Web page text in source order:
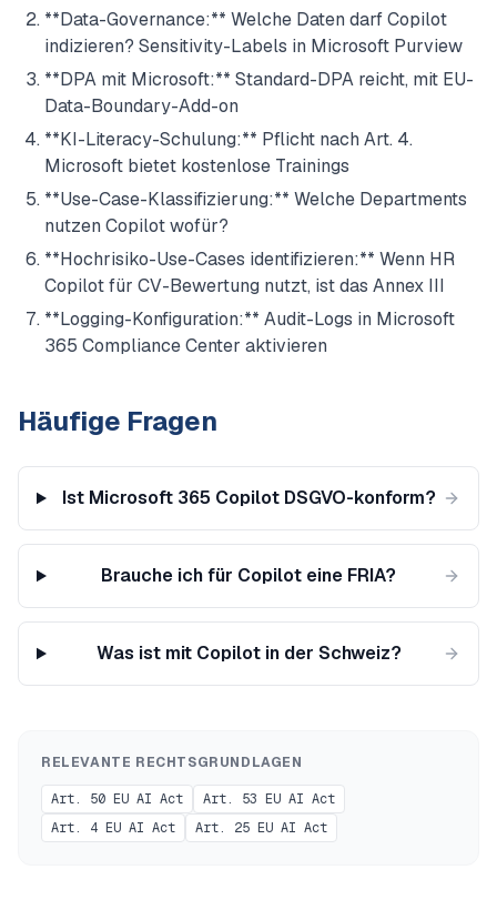
**Data-Governance:** Welche Daten darf Copilot
indizieren? Sensitivity-Labels in Microsoft Purview
**DPA mit Microsoft:** Standard-DPA reicht, mit EU-
Data-Boundary-Add-on
**KI-Literacy-Schulung:** Pflicht nach Art. 4.
Microsoft bietet kostenlose Trainings
**Use-Case-Klassifizierung:** Welche Departments
nutzen Copilot wofür?
**Hochrisiko-Use-Cases identifizieren:** Wenn HR
Copilot für CV-Bewertung nutzt, ist das Annex III
**Logging-Konfiguration:** Audit-Logs in Microsoft
365 Compliance Center aktivieren
Häufige Fragen
Ist Microsoft 365 Copilot DSGVO-konform?
Brauche ich für Copilot eine FRIA?
Was ist mit Copilot in der Schweiz?
RELEVANTE RECHTSGRUNDLAGEN
Art. 50 EU AI Act
Art. 53 EU AI Act
Art. 4 EU AI Act
Art. 25 EU AI Act